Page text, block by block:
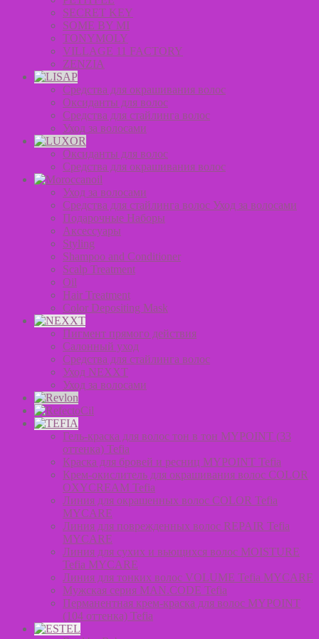
SECRET KEY
SOME BY MI
TONYMOLY
VILLAGE 11 FACTORY
ZENZIA
Средства для окрашивания волос
Оксиданты для волос
Средства для стайлинга волос
Уход за волосами
Оксиданты для волос
Средства для окрашивания волос
Уход за волосами
Средства для стайлинга волос Уход за волосами
Подарочные Наборы
Аксессуары
Styling
Shampoo and Conditioner
Scalp Treatment
Oil
Hair Treatment
Color Depositing Mask
Пигмент прямого действия
Салонный уход
Средства для стайлинга волос
Уход NEXXT
Уход за волосами
Гель-краска для волос тон в тон MYPOINT (33
оттенка) Tefia
Краска для бровей и ресниц MYPOINT Tefia
Крем-окислитель для окрашивания волос COLOR
OXYCREAM Tefia
Линия для окрашенных волос COLOR Tefia
MYCARE
Линия для поврежденных волос REPAIR Tefia
MYCARE
Линия для сухих и вьющихся волос MOISTURE
Tefia MYCARE
Линия для тонких волос VOLUME Tefia MYCARE
Мужская серия MAN.CODE Tefia
Перманентная крем-краска для волос MYPOINT
(104 оттенка) Tefia